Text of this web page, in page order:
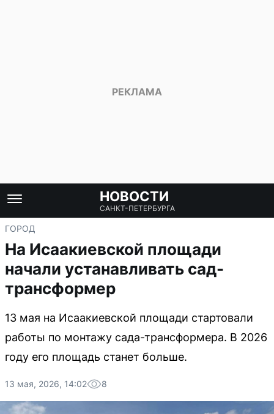
НОВОСТИ
САНКТ-ПЕТЕРБУРГА
ГОРОД
На Исаакиевской площади
начали устанавливать сад-
трансформер
13 мая на Исаакиевской площади стартовали
работы по монтажу сада-трансформера. В 2026
году его площадь станет больше.
13 мая, 2026, 14:02 8